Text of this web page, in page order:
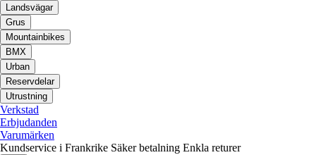
Landsvägar
Grus
Mountainbikes
BMX
Urban
Reservdelar
Utrustning
Verkstad
Erbjudanden
Varumärken
Kundservice i Frankrike Säker betalning Enkla returer